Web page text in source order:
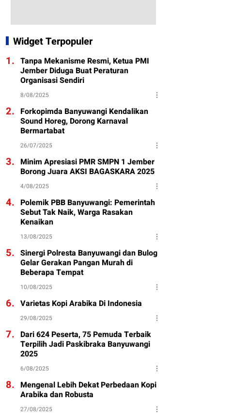
Widget Terpopuler
1. Tanpa Mekanisme Resmi, Ketua PMI
Jember Diduga Buat Peraturan
Organisasi Sendiri
8/08/2025
2. Forkopimda Banyuwangi Kendalikan
Sound Horeg, Dorong Karnaval
Bermartabat
26/07/2025
3. Minim Apresiasi PMR SMPN 1 Jember
Borong Juara AKSI BAGASKARA 2025
4/08/2025
4. Polemik PBB Banyuwangi: Pemerintah
Sebut Tak Naik, Warga Rasakan
Kenaikan
13/08/2025
5. Sinergi Polresta Banyuwangi dan Bulog
Gelar Gerakan Pangan Murah di
Beberapa Tempat
10/08/2025
6. Varietas Kopi Arabika Di Indonesia
29/08/2025
7. Dari 624 Peserta, 75 Pemuda Terbaik
Terpilih Jadi Paskibraka Banyuwangi
2025
6/08/2025
8. Mengenal Lebih Dekat Perbedaan Kopi
Arabika dan Robusta
27/08/2025